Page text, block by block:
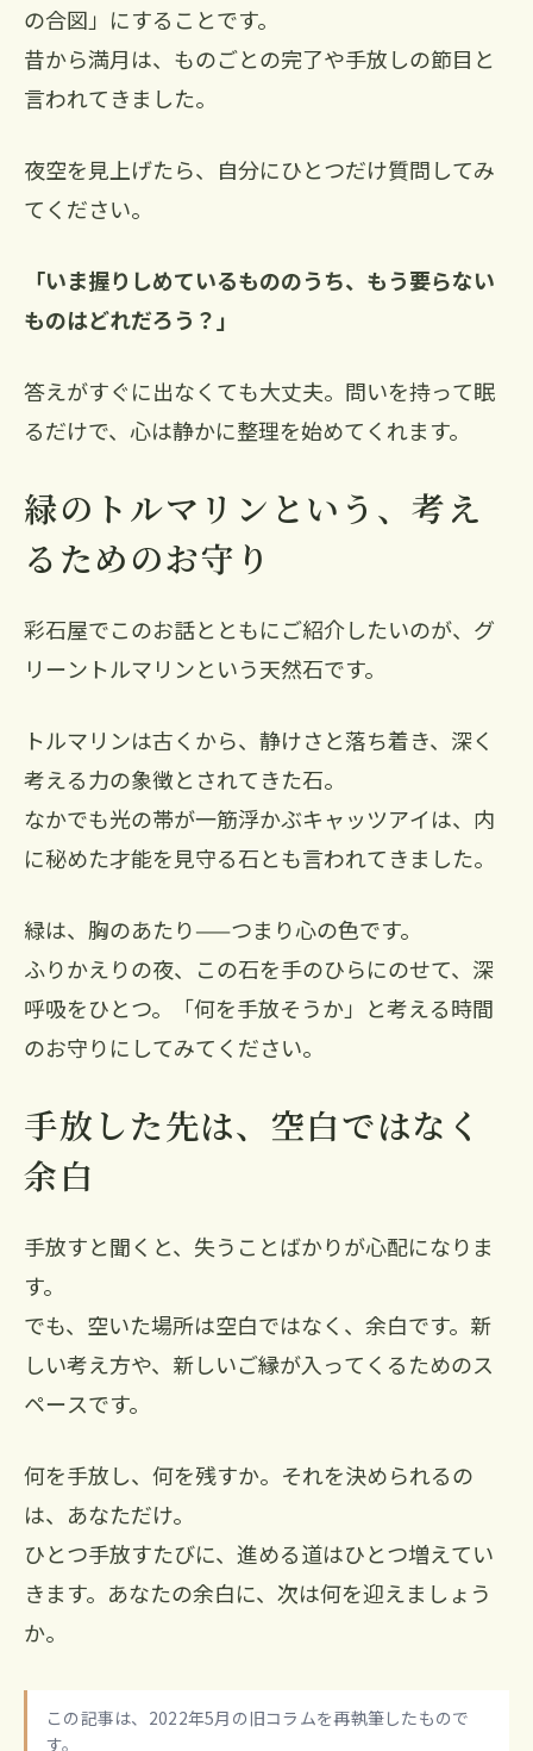
の合図」にすることです。
昔から満月は、ものごとの完了や手放しの節目と
言われてきました。
夜空を見上げたら、自分にひとつだけ質問してみ
てください。
「いま握りしめているもののうち、もう要らない
ものはどれだろう？」
答えがすぐに出なくても大丈夫。問いを持って眠
るだけで、心は静かに整理を始めてくれます。
緑のトルマリンという、考え
るためのお守り
彩石屋でこのお話とともにご紹介したいのが、グ
リーントルマリンという天然石です。
トルマリンは古くから、静けさと落ち着き、深く
考える力の象徴とされてきた石。
なかでも光の帯が一筋浮かぶキャッツアイは、内
に秘めた才能を見守る石とも言われてきました。
緑は、胸のあたり——つまり心の色です。
ふりかえりの夜、この石を手のひらにのせて、深
呼吸をひとつ。「何を手放そうか」と考える時間
のお守りにしてみてください。
手放した先は、空白ではなく
余白
手放すと聞くと、失うことばかりが心配になりま
す。
でも、空いた場所は空白ではなく、余白です。新
しい考え方や、新しいご縁が入ってくるためのス
ペースです。
何を手放し、何を残すか。それを決められるの
は、あなただけ。
ひとつ手放すたびに、進める道はひとつ増えてい
きます。あなたの余白に、次は何を迎えましょう
か。
この記事は、2022年5月の旧コラムを再執筆したもので
す。